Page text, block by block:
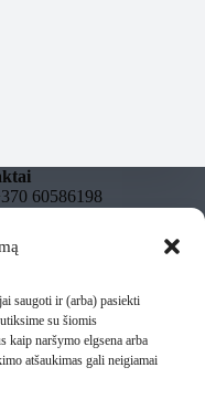
saugoti ir (arba) pasiekti
su šiomis
kaip naršymo elgsena arba
atšaukimas gali neigiamai
60586198
– Tomas
veikla pagal